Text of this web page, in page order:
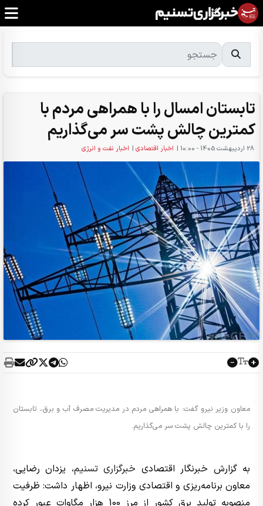
تابستان امسال را با همراهی مردم با
کمترین چالش پشت سر می‌گذاریم
28 ارديبهشت 1405 - 10:00 | اخبار اقتصادی | اخبار نفت و انرژی
معاون وزیر نیرو گفت: با همراهی مردم در مدیریت مصرف آب و برق، تابستان
را با کمترین چالش پشت سر می‌گذاریم.
به گزارش خبرنگار اقتصادی خبرگزاری تسنیم، یزدان رضایی،
معاون برنامه‌ریزی و اقتصادی وزارت نیرو، اظهار داشت: ظرفیت